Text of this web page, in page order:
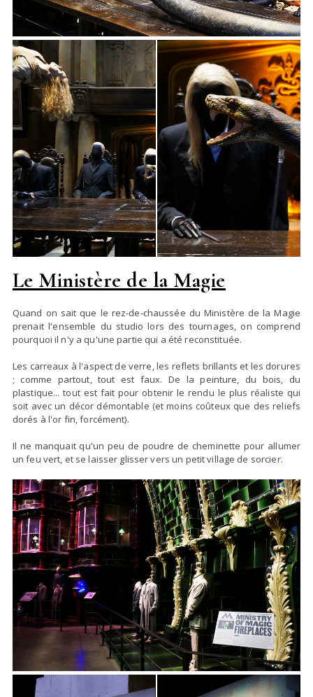
Le Ministère de la Magie
Quand on sait que le rez-de-chaussée du Ministère de la Magie
prenait l'ensemble du studio lors des tournages, on comprend
pourquoi il n'y a qu'une partie qui a été reconstituée.
Les carreaux à l'aspect de verre, les reflets brillants et les dorures
; comme partout, tout est faux. De la peinture, du bois, du
plastique... tout est fait pour obtenir le rendu le plus réaliste qui
soit avec un décor démontable (et moins coûteux que des reliefs
dorés à l'or fin, forcément).
Il ne manquait qu'un peu de poudre de cheminette pour allumer
un feu vert, et se laisser glisser vers un petit village de sorcier.